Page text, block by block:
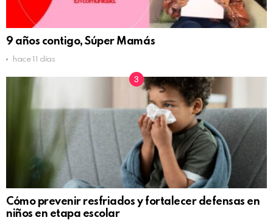
9 años contigo, Súper Mamás
hace 11 días
Cómo prevenir resfriados y fortalecer defensas en
niños en etapa escolar